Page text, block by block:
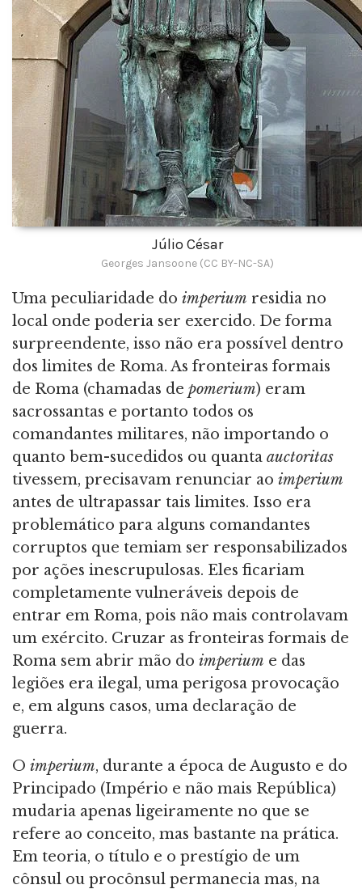
Júlio César
Georges Jansoone (CC BY-NC-SA)
Uma peculiaridade do imperium residia no
local onde poderia ser exercido. De forma
surpreendente, isso não era possível dentro
dos limites de Roma. As fronteiras formais
de Roma (chamadas de pomerium) eram
sacrossantas e portanto todos os
comandantes militares, não importando o
quanto bem-sucedidos ou quanta auctoritas
tivessem, precisavam renunciar ao imperium
antes de ultrapassar tais limites. Isso era
problemático para alguns comandantes
corruptos que temiam ser responsabilizados
por ações inescrupulosas. Eles ficariam
completamente vulneráveis depois de
entrar em Roma, pois não mais controlavam
um exército. Cruzar as fronteiras formais de
Roma sem abrir mão do imperium e das
legiões era ilegal, uma perigosa provocação
e, em alguns casos, uma declaração de
guerra.
O imperium, durante a época de Augusto e do
Principado (Império e não mais República)
mudaria apenas ligeiramente no que se
refere ao conceito, mas bastante na prática.
Em teoria, o título e o prestígio de um
cônsul ou procônsul permanecia mas, na